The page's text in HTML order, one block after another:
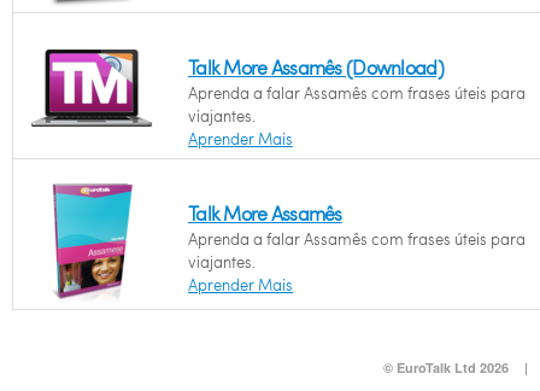
Talk More Assamês (Download)
Aprenda a falar Assamês com frases úteis para
viajantes.
Aprender Mais
Talk More Assamês
Aprenda a falar Assamês com frases úteis para
viajantes.
Aprender Mais
© EuroTalk Ltd 2026 |